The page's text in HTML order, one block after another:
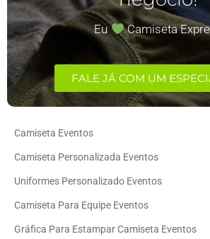
Eu Camiseta
FALE JÁ COM UM
Camiseta Eventos
Camiseta Personalizada Eventos
Uniformes Personalizado Eventos
Camiseta Para Equipe Eventos
Gráfica Para Estampar Camiseta Eventos